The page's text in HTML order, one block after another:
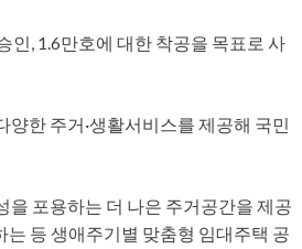
인, 1.6만호에 대한 착공을 목표로 사
양한 주거·생활서비스를 제공해 국민
포용하는 더 나은 주거공간을 제공
등 생애주기별 맞춤형 임대주택 공